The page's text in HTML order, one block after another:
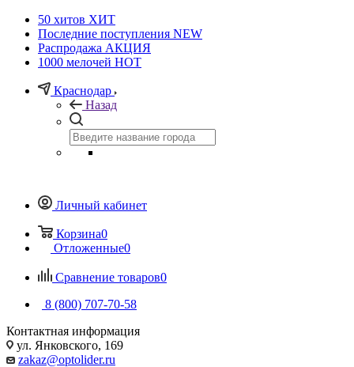
50 хитов ХИТ
Последние поступления NEW
Распродажа АКЦИЯ
1000 мелочей HOT
Краснодар
Назад
Личный кабинет
Корзина0
Отложенные0
Сравнение товаров0
8 (800) 707-70-58
Контактная информация
ул. Янковского, 169
zakaz@optolider.ru